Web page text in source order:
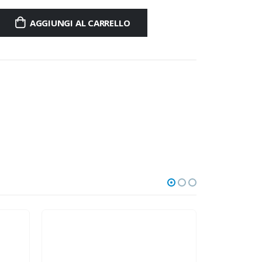
AGGIUNGI AL CARRELLO